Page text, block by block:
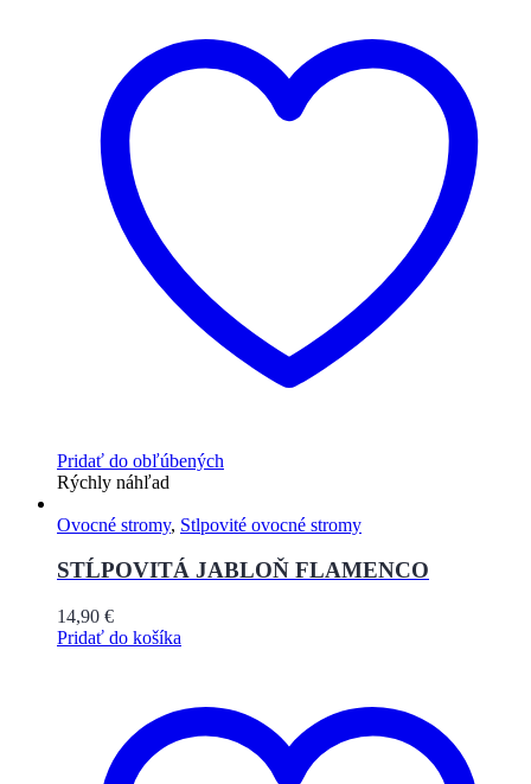
Pridať do obľúbených
Rýchly náhľad
Ovocné stromy, Stlpovité ovocné stromy
STĹPOVITÁ JABLOŇ FLAMENCO
14,90 €
Pridať do košíka